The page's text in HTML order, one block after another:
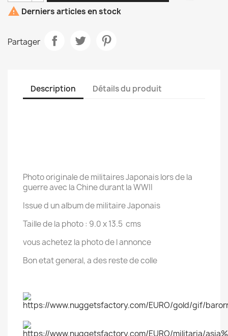
 Derniers articles en stock
Partager
Description Détails du produit
Photo originale de militaires Japonais lors de la
guerre avec la Chine durant la WWII
Issue d un album de militaire Japonais
Taille de la photo : 9.0 x 13.5 cms
vous achetez la photo de l annonce
Bon etat general, a des reste de colle